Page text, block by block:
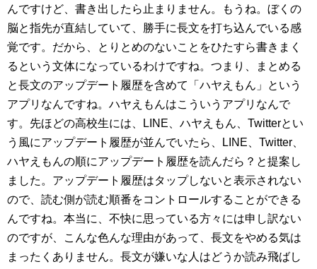
んですけど、書き出したら止まりません。もうね。ぼくの
脳と指先が直結していて、勝手に長文を打ち込んでいる感
覚です。だから、とりとめのないことをひたすら書きまく
るという文体になっているわけですね。つまり、まとめる
と長文のアップデート履歴を含めて「ハヤえもん」という
アプリなんですね。ハヤえもんはこういうアプリなんで
す。先ほどの高校生には、LINE、ハヤえもん、Twitterとい
う風にアップデート履歴が並んでいたら、LINE、Twitter、
ハヤえもんの順にアップデート履歴を読んだら？と提案し
ました。アップデート履歴はタップしないと表示されない
ので、読む側が読む順番をコントロールすることができる
んですね。本当に、不快に思っている方々には申し訳ない
のですが、こんな色んな理由があって、長文をやめる気は
まったくありません。長文が嫌いな人はどうか読み飛ばし